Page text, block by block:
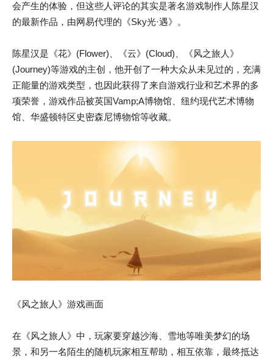
会产生的体验，但这些人评论的其实是著名游戏制作人陈星汉
的最新作品，由网易代理的《Sky光·遇》。
陈星汉是《花》(Flower)、《云》(Cloud)、《风之旅人》
(Journey)等游戏的主创，他开创了一种大众从未见过的，充满
正能量的游戏类型，也因此获得了来自游戏行业和艺术界的多
项荣誉，游戏作品被英国Vamp;A博物馆、纽约现代艺术博物
馆、华盛顿特区史密森尼博物馆等收藏。
《风之旅人》游戏画面
在《风之旅人》中，玩家要穿越沙海、雪地等唯美梦幻的场
景，和另一名陌生的随机玩家相互帮助，相互依靠，最终抵达